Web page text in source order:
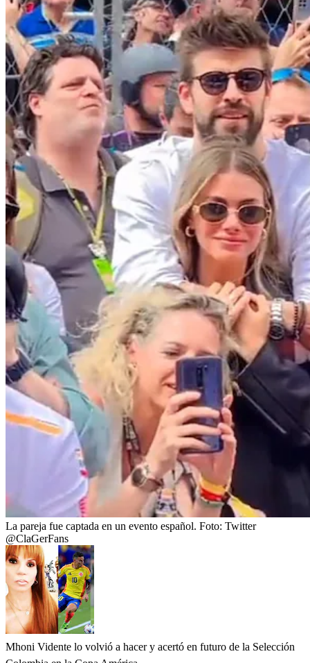
La pareja fue captada en un evento español. Foto: Twitter
@ClaGerFans
Mhoni Vidente lo volvió a hacer y acertó en futuro de la Selección